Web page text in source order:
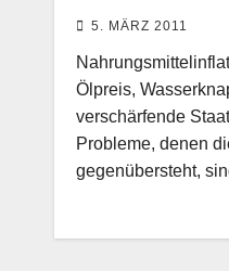
5. MÄRZ 2011
Ölpreis,
verschärfende
Probleme, denen
gegenübersteht,